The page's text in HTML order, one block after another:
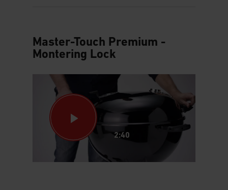
Master-Touch Premium -
Montering Lock
2:40